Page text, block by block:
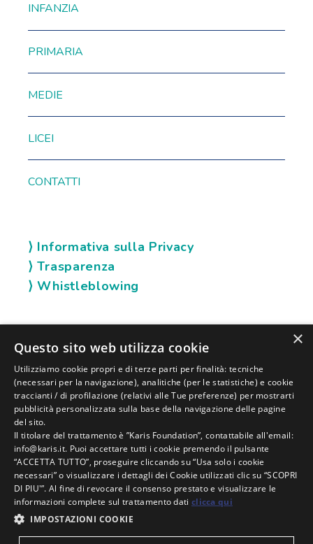
INFANZIA
PRIMARIA
MEDIE
LICEI
CONTATTI
⟩ Informativa sulla Privacy
⟩ Trasparenza
⟩ Whistleblowing
SOCIAL KARIS
KARIS FOUNDATION |C.F. E P. IVA: 02006630400 |
N.RO REA:RN-235393 |
LEGALE IN VIA BRANDOLINO, 13 - 47921 A RIMINI |
×
Questo sito web utilizza cookie
Utilizziamo cookie propri e di terze parti per finalità: tecniche
(necessari per la navigazione), analitiche (per le statistiche) e cookie
traccianti / di profilazione (relativi alle Tue preferenze) per mostrarti
pubblicità personalizzata sulla base della navigazione delle pagine
del sito.
Il titolare del trattamento è ”Karis Foundation”, contattabile all'email:
info@karis.it. Puoi accettare tutti i cookie premendo il pulsante
“ACCETTA TUTTO”, proseguire cliccando su “Usa solo i cookie
necessari” o visualizzare i dettagli dei Cookie utilizzati clic su “SCOPRI
DI PIU'”. Al fine di revocare il consenso prestato e visualizzare le
informazioni complete sul trattamento dati clicca qui
IMPOSTAZIONI COOKIE